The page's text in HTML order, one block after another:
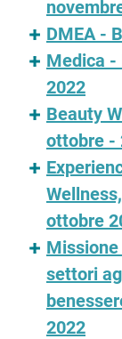
DMEA -
Medica -
2022
Beauty
ottobre -
ottobre
settori
2022